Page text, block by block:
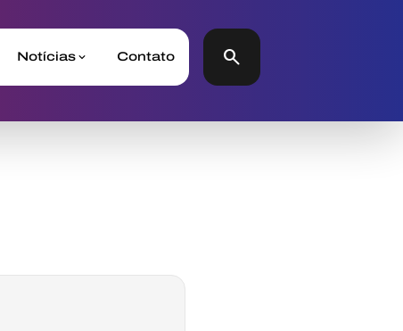
Notícias Contato search